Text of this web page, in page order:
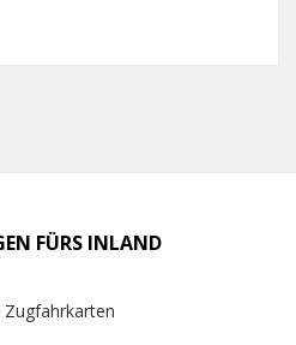
FÜRS INLAND
Zugfahrkarten